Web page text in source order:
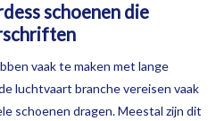
schoenen die
vaak te maken met lange
luchtvaart branche vereisen vaak
schoenen dragen. Meestal zijn dit